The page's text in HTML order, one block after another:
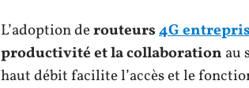
L’adoption derouteurs4G
productivité et la collaboration au
haut débit facilite l’accès et le